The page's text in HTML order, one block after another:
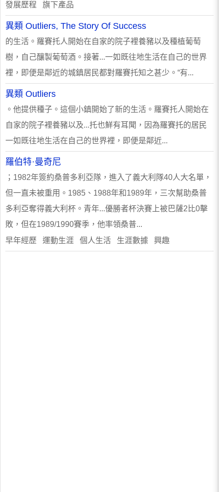
發展歷程 旗下產品
異類 Outliers, The Story Of Success
的生活。羅賽托人開始在自家的院子裡養豬以及種植葡萄
樹，自己釀製葡萄酒。接著...一如既往地生活在自己的世界
裡，即便是鄰近的城鎮居民都對羅賽托知之甚少。“有...
異類 Outliers
。他提供種子。這個小鎮開始了新的生活。羅賽托人開始在
自家的院子裡養豬以及...托也鮮有耳聞，因為羅賽托的居民
一如既往地生活在自己的世界裡，即便是鄰近...
羅伯特·曼奇尼
；1982年簽約桑普多利亞隊，進入了義大利隊40人大名單，
但一直未被重用。1985、1988年和1989年，三次幫助桑普
多利亞奪得義大利杯。青年...優勝者杯決賽上被巴薩2比0擊
敗，但在1989/1990賽季，他率領桑普...
早年經歷 運動生涯 個人生活 生涯數據 興趣